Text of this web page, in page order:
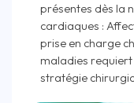
présentes dès la
cardiaques :
prise en charge
maladies
stratégie